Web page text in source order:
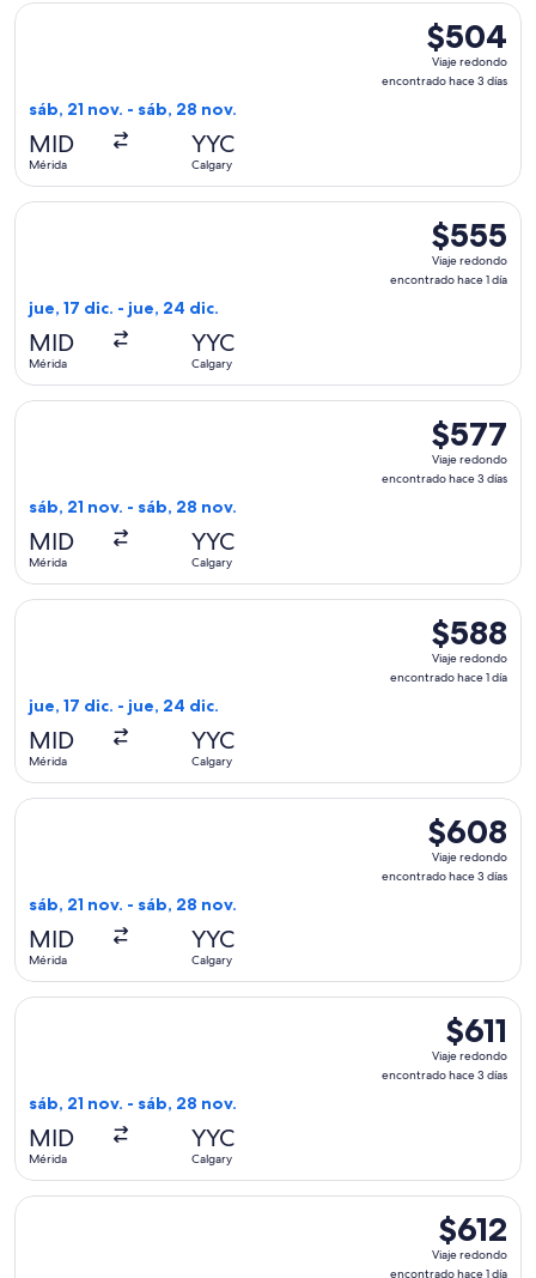
$504
Viaje
redondo,
$504
Viaje redondo
encontrado hace 3 días
sáb, 21 nov. - sáb, 28 nov.
MID
Mérida
YYC
Calgary
Seleccionar vuelo de Air Canada, con salida el sáb, 21
$555
Viaje
redondo,
$555
Viaje redondo
encontrado hace 1 día
jue, 17 dic. - jue, 24 dic.
MID
Mérida
YYC
Calgary
Seleccionar vuelo de WestJet, con salida el jue, 17 dic.
$577
Viaje
redondo,
$577
Viaje redondo
encontrado hace 3 días
sáb, 21 nov. - sáb, 28 nov.
MID
Mérida
YYC
Calgary
Seleccionar vuelo de Air Canada, con salida el sáb, 21 nov.
$588
Viaje
redondo,
$588
Viaje redondo
encontrado hace 1 día
jue, 17 dic. - jue, 24 dic.
MID
Mérida
YYC
Calgary
Seleccionar vuelo de WestJet, con salida el jue, 17 dic.
$608
Viaje
redondo,
$608
Viaje redondo
encontrado hace 3 días
sáb, 21 nov. - sáb, 28 nov.
MID
Mérida
YYC
Calgary
Seleccionar vuelo de United, con salida el sáb, 21 nov.
$611
Viaje
redondo,
$611
Viaje redondo
encontrado hace 3 días
sáb, 21 nov. - sáb, 28 nov.
MID
Mérida
YYC
Calgary
Seleccionar vuelo de American Airlines, con salida el sáb,
$612
Viaje
redondo,
$612
Viaje redondo
encontrado hace 1 día
Seleccionar vuelo de WestJet, con salida el jue, 17 dic.